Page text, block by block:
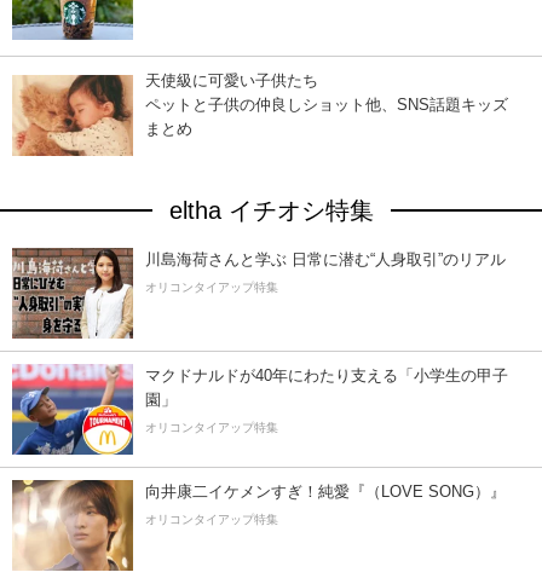
天使級に可愛い子供たち
ペットと子供の仲良しショット他、SNS話題キッズ
まとめ
eltha イチオシ特集
川島海荷さんと学ぶ 日常に潜む“人身取引”のリアル
オリコンタイアップ特集
マクドナルドが40年にわたり支える「小学生の甲子
園」
オリコンタイアップ特集
向井康二イケメンすぎ！純愛『（LOVE SONG）』
オリコンタイアップ特集